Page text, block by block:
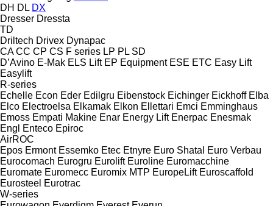
DH DL DX
Dresser Dressta
TD
Driltech Drivex Dynapac
CA CC CP CS F series LP PL SD
D’Avino E-Mak ELS Lift EP Equipment ESE ETC Easy Lift
Easylift
R-series
Echelle Econ Eder Edilgru Eibenstock Eichinger Eickhoff Elba
Elco Electroelsa Elkamak Elkon Ellettari Emci Emminghaus
Emoss Empati Makine Enar Energy Lift Enerpac Enesmak
Engl
Enteco Epiroc
AirROC
Epos Ermont Essemko Etec Etnyre Euro Shatal
Euro Verbau
Eurocomach Eurogru Eurolift Euroline Euromacchine
Euromate Euromecc Euromix MTP EuropeLift Euroscaffold
Eurosteel Eurotrac
W-series